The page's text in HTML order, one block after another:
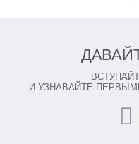
И УЗНАВАЙТЕ